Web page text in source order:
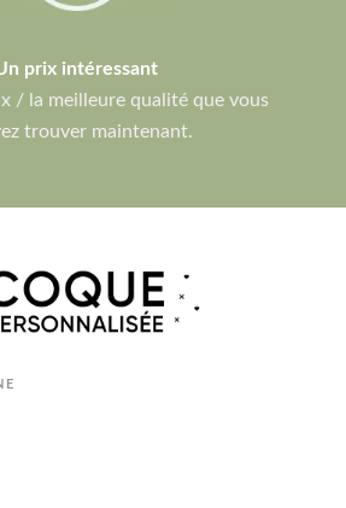
prix intéressant
/ la meilleure qualité que vous
trouver maintenant.